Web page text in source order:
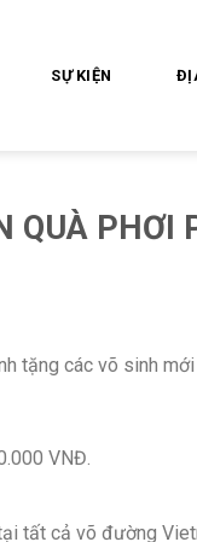
SỰ KIỆN
QUÀ PHƠI
tặng các võ sinh
VNĐ.
tất cả võ đường